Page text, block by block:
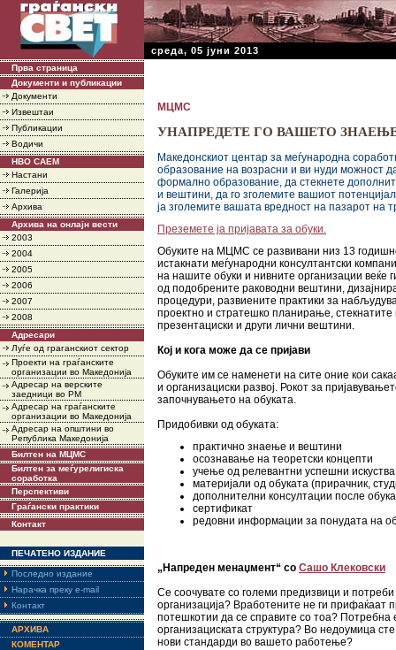
среда, 05 јуни 2013
Прва страница
Документи и публикации
Документи
Извештаи
Публикации
Водичи
НВО САЕМ
Настани
Галерија
Архива
Архива на онлајн вести
2003
2004
2005
2006
2007
2008
Адресари
Луѓе од граганскиот сектор
Проекти на граѓанските
организации во Македонија
Адресар на верските
заедници во РМ
Адресар на граѓанските
организации во Македонија
Адресар на општини во
Република Македонија
Билтен на МЦМС
Билтен за меѓурелигиска
соработка
Перспективи
Граѓански практики
Контакт
ПЕЧАТЕНО ИЗДАНИЕ
Последно издание
Нарачка преку e-mail
Контакт
АРХИВА
КОМЕНТАР
МЦМС
УНАПРЕДЕТЕ ГО ВАШЕТО
Македонскиот центар за меѓународна
образование на возрасни и ви нуди можност
формално образование, да стекнете
и вештини, да го зголемите вашиот
ја зголемите вашата вредност на пазарот на
Преземете ја пријавата за обуки.
Обуките на МЦМС се развивани низ 13
истакнати меѓународни консултантски
на нашите обуки и нивните организации веќе
од подобрените раководни вештини,
процедури, развиените практики за
проектно и стратешко планирање, стекнатите
презентациски и други лични вештини.
Кој и кога може да се пријави
Обуките им се наменети на сите оние кои
и организациски развој. Рокот за
започнувањето на обуката.
Придобивки од обуката:
практично знаење и вештини
осознавање на теоретски концепти
учење од релевантни успешни искуства
материјали од обуката (прирачник,
дополнителни консултации после
сертификат
редовни информации за понудата на
„Напреден менаџмент“ со Сашо Клековски
Се соочувате со големи предизвици и
организација? Вработените не ги прифаќаат
потешкотии да се справите со тоа? Потребна
организациската структура? Во недоумица
нови стандарди во вашето работење?